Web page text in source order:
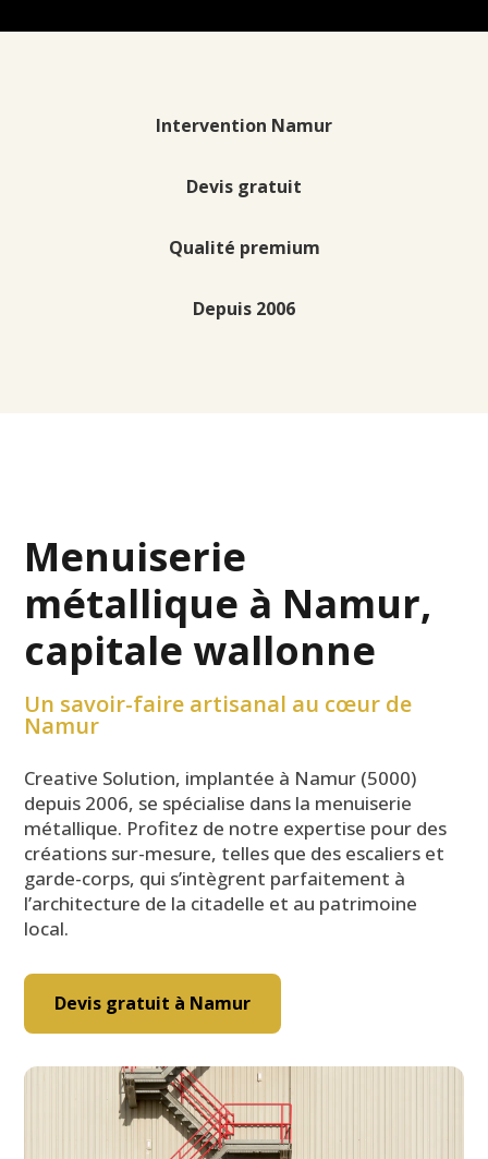
Intervention Namur
Devis gratuit
Qualité premium
Depuis 2006
Menuiserie
métallique à Namur,
capitale wallonne
Un savoir-faire artisanal au cœur de
Namur
Creative Solution, implantée à Namur (5000)
depuis 2006, se spécialise dans la menuiserie
métallique. Profitez de notre expertise pour des
créations sur-mesure, telles que des escaliers et
garde-corps, qui s’intègrent parfaitement à
l’architecture de la citadelle et au patrimoine
local.
Devis gratuit à Namur